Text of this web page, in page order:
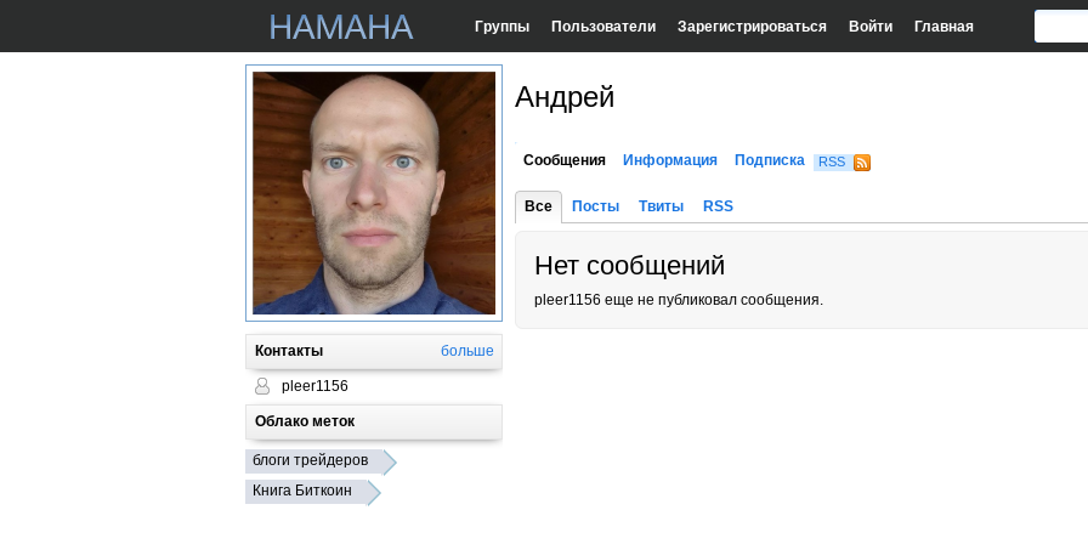
Группы Пользователи Зарегистрироваться Войти Главная
Контакты больше
pleer1156
Облако меток
блоги трейдеров
Книга Биткоин
Андрей
Сообщения Информация Подписка RSS
Все Посты Твиты RSS
Нет сообщений
pleer1156 еще не публиковал сообщения.